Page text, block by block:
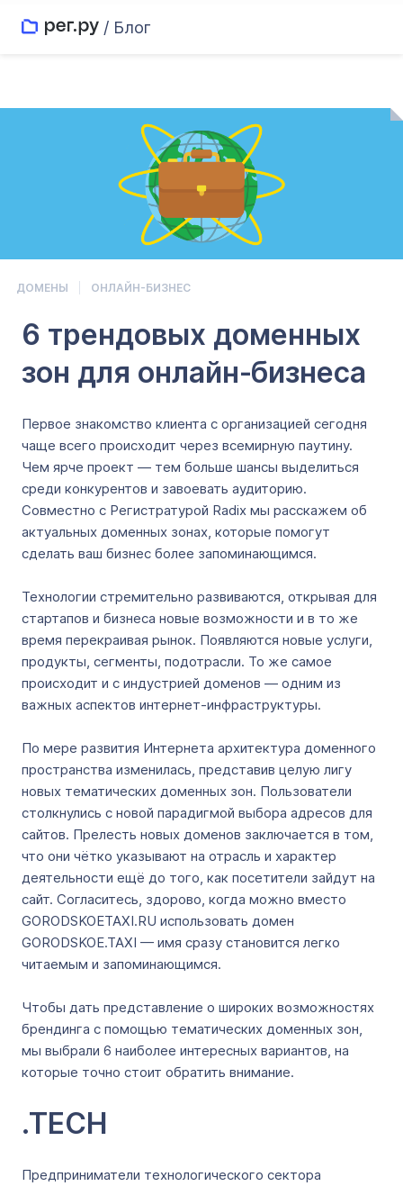
/ Блог
ДОМЕНЫ ОНЛАЙН-БИЗНЕС
6 трендовых доменных
зон для онлайн‑бизнеса
Первое знакомство клиента с организацией сегодня
чаще всего происходит через всемирную паутину.
Чем ярче проект — тем больше шансы выделиться
среди конкурентов и завоевать аудиторию.
Совместно с Регистратурой Radix мы расскажем об
актуальных доменных зонах, которые помогут
сделать ваш бизнес более запоминающимся.
Технологии стремительно развиваются, открывая для
стартапов и бизнеса новые возможности и в то же
время перекраивая рынок. Появляются новые услуги,
продукты, сегменты, подотрасли. То же самое
происходит и с индустрией доменов — одним из
важных аспектов интернет-инфраструктуры.
По мере развития Интернета архитектура доменного
пространства изменилась, представив целую лигу
новых тематических доменных зон. Пользователи
столкнулись с новой парадигмой выбора адресов для
сайтов. Прелесть новых доменов заключается в том,
что они чётко указывают на отрасль и характер
деятельности ещё до того, как посетители зайдут на
сайт. Согласитесь, здорово, когда можно вместо
GORODSKOETAXI.RU использовать домен
GORODSKOE.TAXI — имя сразу становится легко
читаемым и запоминающимся.
Чтобы дать представление о широких возможностях
брендинга с помощью тематических доменных зон,
мы выбрали 6 наиболее интересных вариантов, на
которые точно стоит обратить внимание.
.TECH
Предприниматели технологического сектора